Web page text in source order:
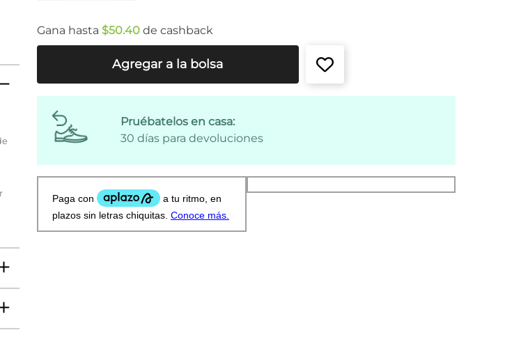
Gana hasta $50.40 de cashback
Agregar a la bolsa
Pruébatelos en casa:
30 días para devoluciones